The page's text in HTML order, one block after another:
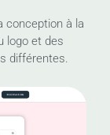
conception à la
logo et des
différentes.